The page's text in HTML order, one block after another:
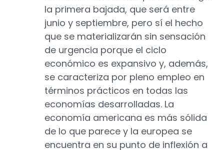
la primera bajada, que será entre
junio y septiembre, pero sí el hecho
que se materializarán sin sensación
de urgencia porque el ciclo
económico es expansivo y, además,
se caracteriza por pleno empleo en
términos prácticos en todas las
economías desarrolladas. La
economía americana es más sólida
de lo que parece y la europea se
encuentra en su punto de inflexión a